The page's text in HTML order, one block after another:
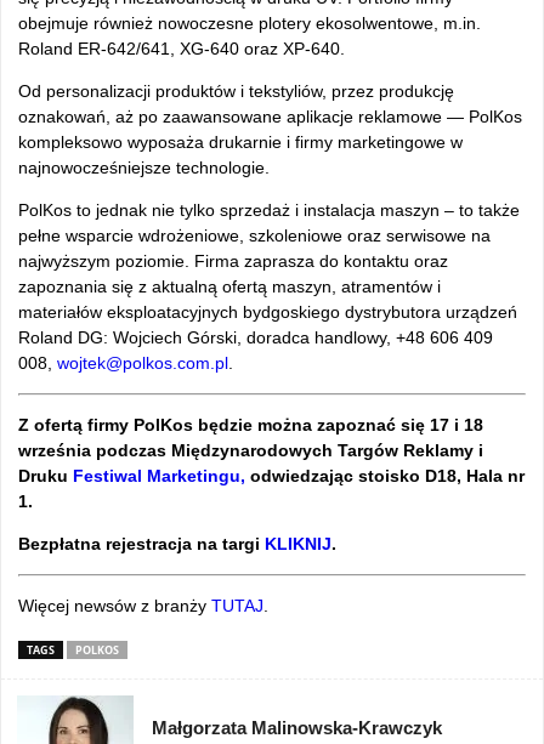
obejmuje również nowoczesne plotery ekosolwentowe, m.in.
Roland ER-642/641, XG-640 oraz XP-640.
Od personalizacji produktów i tekstyliów, przez produkcję
oznakowań, aż po zaawansowane aplikacje reklamowe — PolKos
kompleksowo wyposaża drukarnie i firmy marketingowe w
najnowocześniejsze technologie.
PolKos to jednak nie tylko sprzedaż i instalacja maszyn – to także
pełne wsparcie wdrożeniowe, szkoleniowe oraz serwisowe na
najwyższym poziomie. Firma zaprasza do kontaktu oraz
zapoznania się z aktualną ofertą maszyn, atramentów i
materiałów eksploatacyjnych bydgoskiego dystrybutora urządzeń
Roland DG: Wojciech Górski, doradca handlowy, +48 606 409
008, wojtek@polkos.com.pl
Z ofertą firmy PolKos będzie można zapoznać się 17 i 18
września podczas Międzynarodowych Targów Reklamy i
Druku Festiwal Marketingu, odwiedzając stoisko D18, Hala nr
1.
Bezpłatna rejestracja na targi KLIKNIJ.
Więcej newsów z branży TUTAJ
TAGS POLKOS
Małgorzata Malinowska-Krawczyk